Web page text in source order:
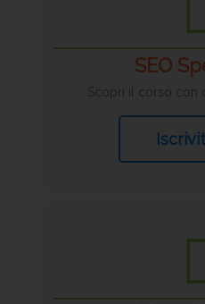
SEO
Scopri il corso con